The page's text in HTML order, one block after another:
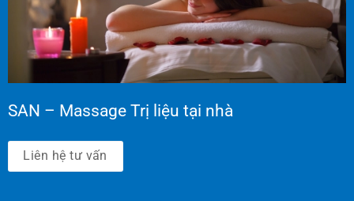
SAN – Massage Trị liệu tại nhà
Liên hệ tư vấn